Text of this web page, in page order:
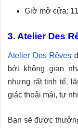
Giờ mở cửa:
3. Atelier Des
Atelier Des Rêves
bởi không gian
nhưng rất tinh tế,
giác thoải mái, tự
Bạn sẽ được